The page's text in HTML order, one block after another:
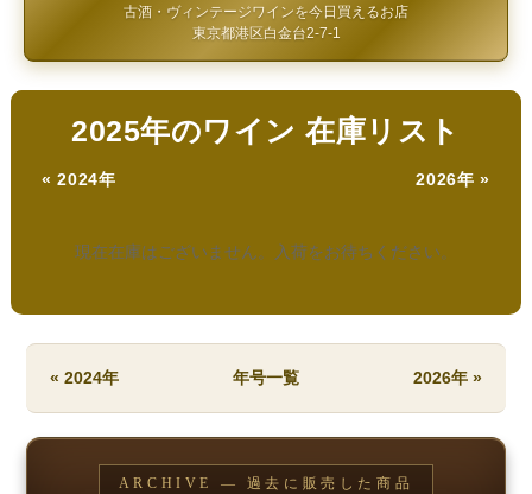
古酒・ヴィンテージワインを今日買えるお店
東京都港区白金台2-7-1
2025年のワイン 在庫リスト
« 2024年 2026年 »
現在在庫はございません。入荷をお待ちください。
« 2024年 年号一覧 2026年 »
ARCHIVE — 過去に販売した商品